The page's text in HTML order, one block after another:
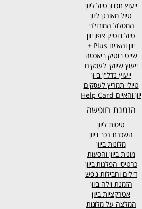
ייעוץ תכנון טיול ליוון
טיול מאורגן ליוון
המסלול המודולרי
טיול בוטיק צפון יוון
יוון והאיים Plus +
שייט בוטיק ביאכטה
ייעוץ שיווקי לעסקים
ייעוץ נדל"ן ביוון
טיולי תמריץ לעסקים
יוון והאיים Help Card
הזמנת חופשה
טיסות ליוון
השכרת רכב ביוון
מלונות ביוון
מונית ביוון והסעות
כרטיסי הפלגות ביוון
דילים וחבילות נופש
הזמנת וילה ביוון
אטרקציות ביוון
המלצה על מלונות